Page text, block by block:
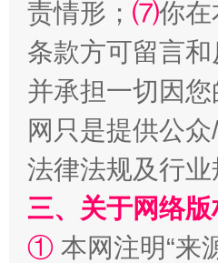
全民健身五年计划来了！
责情形； ⑺你在
条款方可留言
并承担一切因
网只是提供公
法律法规及行
三、关于网络版
① 本网注明“来